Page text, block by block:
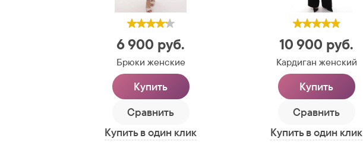
6 900 руб.
Брюки женские
Купить
Сравнить
Купить в один клик
10 900 руб.
Кардиган женский
Купить
Сравнить
Купить в один клик